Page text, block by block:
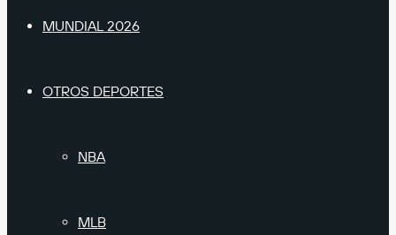
MUNDIAL 2026
OTROS DEPORTES
NBA
MLB